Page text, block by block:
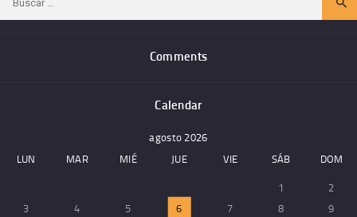
Comments
Calendar
agosto 2026
LUN
MAR MIÉ JUE VIE SÁB
DOM
1
2
3
4 5 6 7 8 9